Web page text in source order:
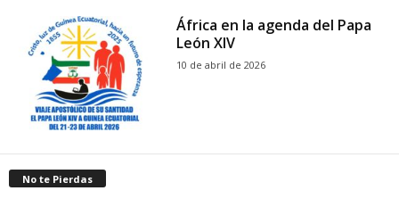
África en la agenda del Papa
León XIV
10 de abril de 2026
No te Pierdas